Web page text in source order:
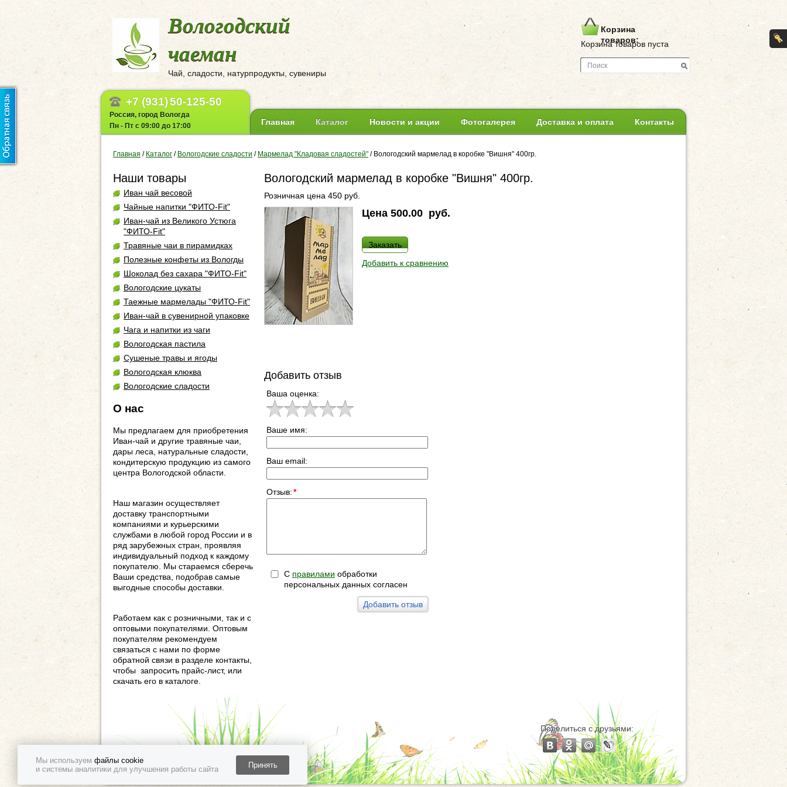
Мы используем файлы cookie
и системы аналитики для улучшения работы сайта
Принять
Вологодский
чаеман
Чай, сладости, натурпродукты, сувениры
Корзина
товаров:
Корзина товаров пуста
+7 (931)50-125-50
Россия, город Вологда
Пн - Пт с 09:00 до 17:00
Главная Каталог Новости и акции Фотогалерея Доставка и оплата Контакты
Главная / Каталог / Вологодские сладости / Мармелад "Кладовая сладостей" / Вологодский мармелад в коробке "Вишня" 400гр.
Наши товары
Иван чай весовой
Чайные напитки "ФИТО-Fit"
Иван-чай из Великого Устюга
"ФИТО-Fit"
Травяные чаи в пирамидках
Полезные конфеты из Вологды
Шоколад без сахара "ФИТО-Fit"
Вологодские цукаты
Таежные мармелады "ФИТО-Fit"
Иван-чай в сувенирной упаковке
Чага и напитки из чаги
Вологодская пастила
Сушеные травы и ягоды
Вологодская клюква
Вологодские сладости
О нас
Мы предлагаем для приобретения
Иван-чай и другие травяные чаи,
дары леса, натуральные сладости,
кондитерскую продукцию из самого
центра Вологодской области.
Наш магазин осуществляет
доставку транспортными
компаниями и курьерскими
службами в любой город России и в
ряд зарубежных стран, проявляя
индивидуальный подход к каждому
покупателю. Мы стараемся сберечь
Ваши средства, подобрав самые
выгодные способы доставки.
Работаем как с розничными, так и с
оптовыми покупателями. Оптовым
покупателям рекомендуем
связаться с нами по форме
обратной связи в разделе контакты,
чтобы запросить прайс-лист, или
скачать его в каталоге.
Вологодский мармелад в коробке "Вишня" 400гр.
Розничная цена 450 руб.
Цена 500.00 руб.
Заказать
Добавить к сравнению
Добавить отзыв
Ваша оценка:
Ваше имя:
Ваш email:
Отзыв:*
С правилами обработки
персональных данных согласен
Поделиться с друзьями: